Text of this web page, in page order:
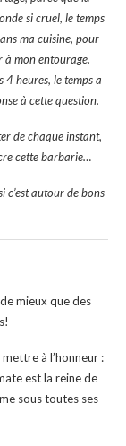
si cruel, le temps
ma cuisine, pour
mon entourage.
heures, le temps a
à cette question.
de chaque instant,
cette barbarie…
c’est autour de bons
mieux que des
à l’honneur :
est la reine de
sous toutes ses